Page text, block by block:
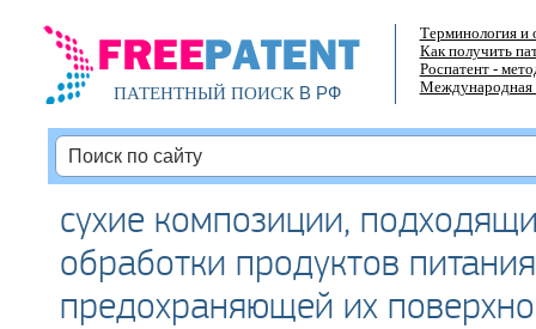
ПАТЕНТНЫЙ ПОИСКВ РФ
Терминология и
Как получить
Роспатент -
Международная
сухие композиции,
обработки продуктов
предохраняющей их